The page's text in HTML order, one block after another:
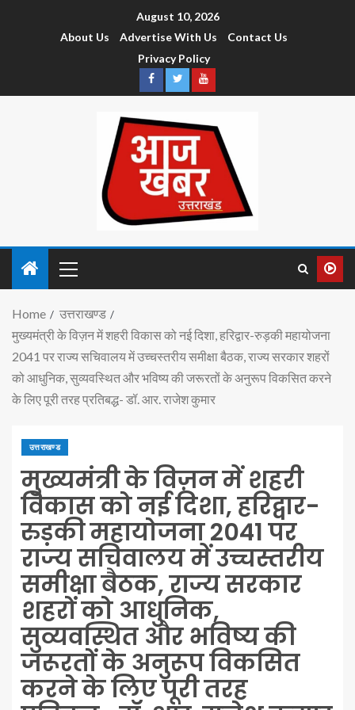
August 10, 2026
About Us
Advertise With Us
Contact Us
Privacy Policy
Home
उत्तराखण्ड
मुख्यमंत्री के विज़न में शहरी विकास को नई दिशा, हरिद्वार-रुड़की महायोजना
2041 पर राज्य सचिवालय में उच्चस्तरीय समीक्षा बैठक, राज्य सरकार शहरों
को आधुनिक, सुव्यवस्थित और भविष्य की जरूरतों के अनुरूप विकसित करने
के लिए पूरी तरह प्रतिबद्ध- डॉ. आर. राजेश कुमार
उत्तराखण्ड
मुख्यमंत्री के विज़न में शहरी
विकास को नई दिशा, हरिद्वार-
रुड़की महायोजना 2041 पर
राज्य सचिवालय में उच्चस्तरीय
समीक्षा बैठक, राज्य सरकार
शहरों को आधुनिक,
सुव्यवस्थित और भविष्य की
जरूरतों के अनुरूप विकसित
करने के लिए पूरी तरह